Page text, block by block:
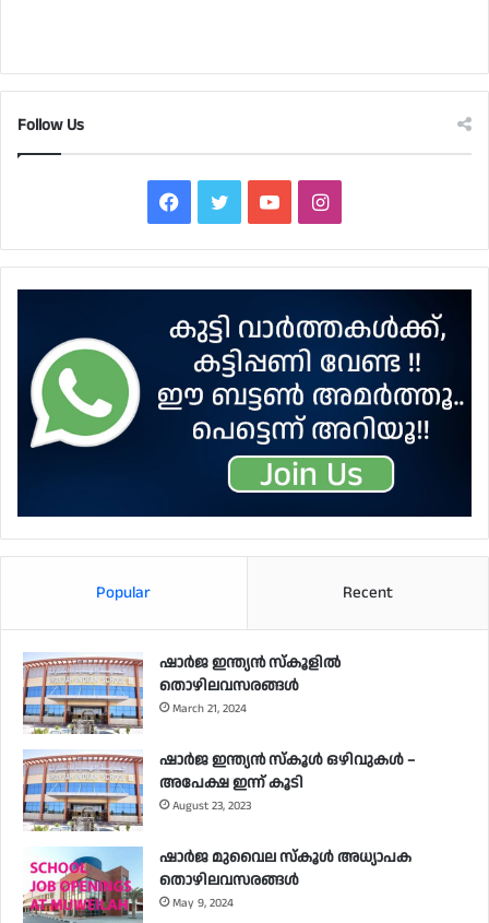
Follow Us
FacebookTwitterYouTubeInstagram
Popular Recent
ഷാർജ ഇന്ത്യൻ സ്കൂളിൽ
തൊഴിലവസരങ്ങൾ
March 21, 2024
ഷാർജ ഇന്ത്യൻ സ്‌കൂൾ ഒഴിവുകൾ –
അപേക്ഷ ഇന്ന് കൂടി
August 23, 2023
ഷാർജ മുവൈല സ്‌കൂൾ അധ്യാപക
തൊഴിലവസരങ്ങൾ
May 9, 2024